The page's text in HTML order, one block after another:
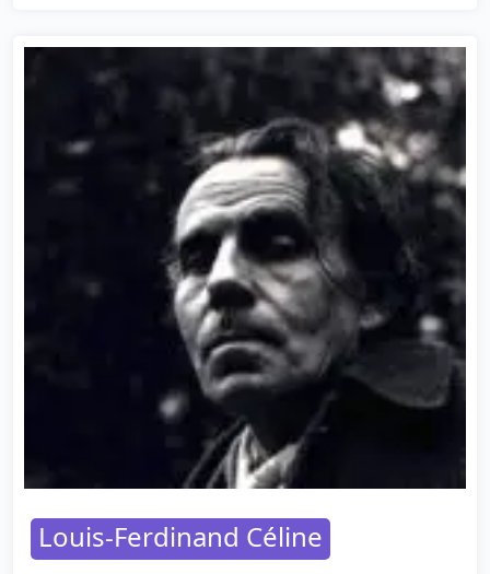
Louis-Ferdinand Céline